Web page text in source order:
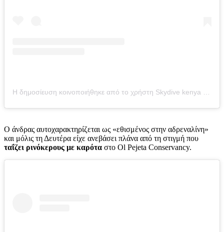
Η δημοσίευση κοινοποιήθηκε από το χρήστη Skydive kenya (@skydive_kenya)
Ο άνδρας αυτοχαρακτηρίζεται ως «εθισμένος στην αδρεναλίνη»
και μόλις τη Δευτέρα είχε ανεβάσει πλάνα από τη στιγμή που
ταΐζει ρινόκερους με καρότα στο Ol Pejeta Conservancy.